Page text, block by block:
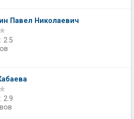
Павел Николаевич
2.5
2.9